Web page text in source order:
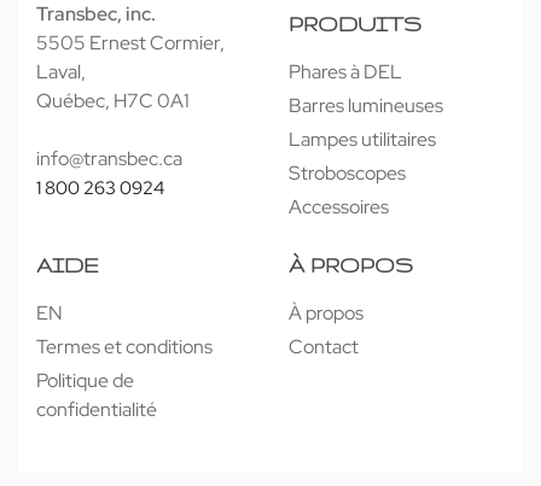
Transbec, inc.
5505 Ernest Cormier,
Laval,
Québec, H7C 0A1
info@transbec.ca
1 800 263 0924
PRODUITS
Phares à DEL
Barres lumineuses
Lampes utilitaires
Stroboscopes
Accessoires
AIDE
EN
Termes et conditions
Politique de
confidentialité
À PROPOS
À propos
Contact